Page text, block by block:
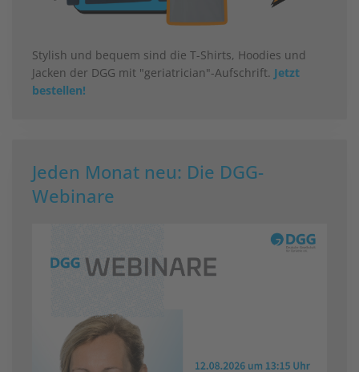
Stylish und bequem sind die T-Shirts, Hoodies und
Jacken der DGG mit "geriatrician"-Aufschrift. Jetzt
bestellen!
Jeden Monat neu: Die DGG-
Webinare